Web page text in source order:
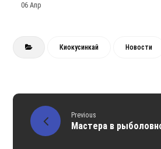
06 Апр
Киокусинкай Новости
Previous
Мастера в